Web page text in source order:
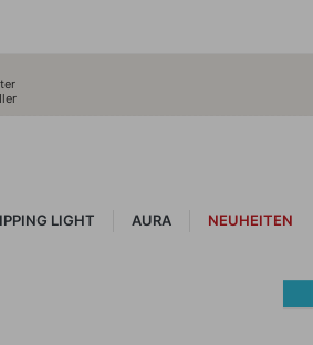
LIGHT AURA NEUHEITEN